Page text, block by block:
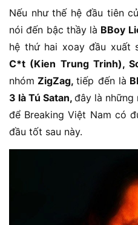
Nếu như thế hệ đầu tiên
nói đến bậc thầy là BBoy
hệ thứ hai xoay đầu xuất
C*t (Kien Trung Trinh),
nhóm ZigZag,tiếp đến là
3 là Tú Satan, đây là những
để Breaking Việt Nam có
đầu tốt sau này.